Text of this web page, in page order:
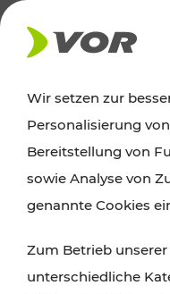
AKTUELLES
Ausflugstipps
Wien,
Wanderungen,
Radtouren oder
Wir setzen zur
Personalisierung
Bereitstellung von
sowie Analyse von
genannte Cookies
Zum Betrieb
unterschiedliche